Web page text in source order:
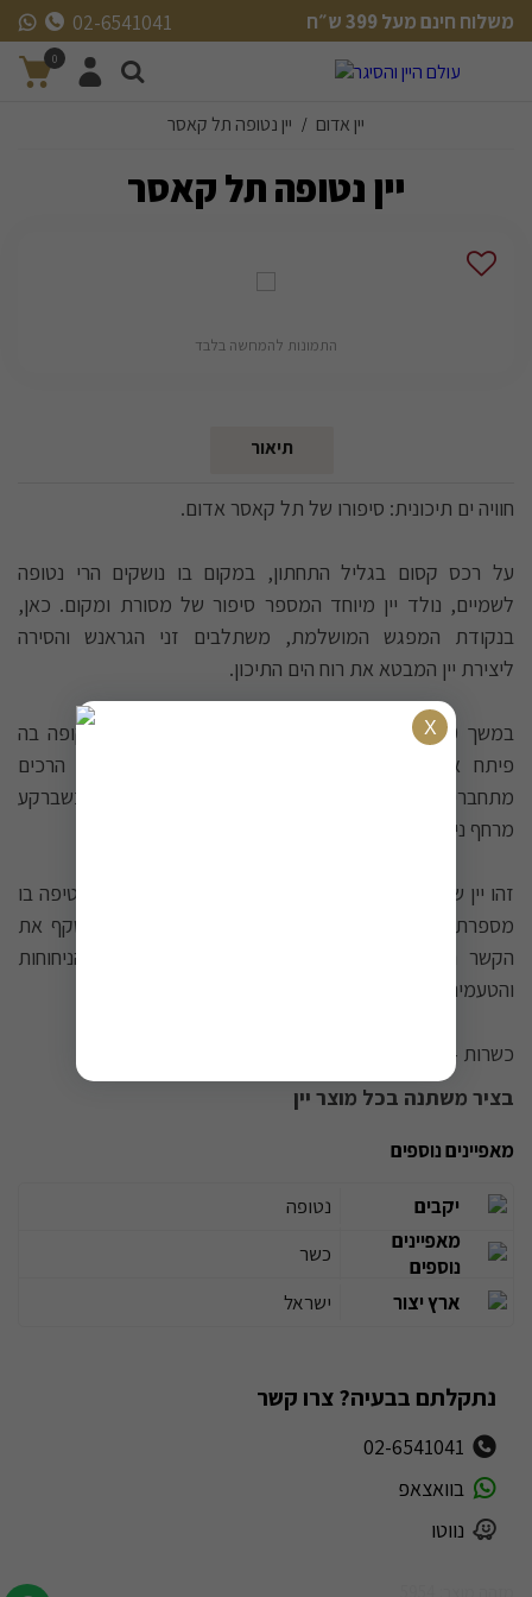
משלוח חינם מעל 399 ש״ח
משלוח חינם מעל 399 ש״ח
02-6541041
0
יין אדום / יין נטופה תל קאסר
יין נטופה תל קאסר
התמונות להמחשה בלבד
תיאור
חוויה ים תיכונית: סיפורו של תל קאסר אדום.
על רכס קסום בגליל התחתון, במקום בו נושקים הרי נטופה
לשמיים, נולד יין מיוחד המספר סיפור של מסורת ומקום. כאן,
בנקודת המפגש המושלמת, משתלבים זני הגראנש והסירה
ליצירת יין המבטא את רוח הים התיכון.
במשך 10 חודשים התבגר היין בחביות אלון צרפתי, תקופה בה
פיתח אופי ייחודי המשלב עוצמה ועדינות. הטאנינים הרכים
מתחברים בהרמוניה מושלמת עם טעמי פטל בשל, כשברקע
מרחף ניחוח מעודן של פלפל שחור.
זהו יין שנולד מתוך אהבה לאדמה וחדוות היצירה, כשכל טיפה בו
מספרת את סיפורם של כורמי נטופה המסורים. היין משקף את
הקשר העמוק בין האדם לאדמתו, ומביא עמו את הניחוחות
והטעמים של אגן הים התיכון אל כוסך.
כשרות - בד''ץ העדה החרדית.
בציר משתנה בכל מוצר יין
מאפיינים נוספים
יקבים
נטופה
מאפיינים
נוספים
כשר
ארץ יצור
ישראל
נתקלתם בבעיה? צרו קשר
02-6541041
בוואצאפ
נווטו